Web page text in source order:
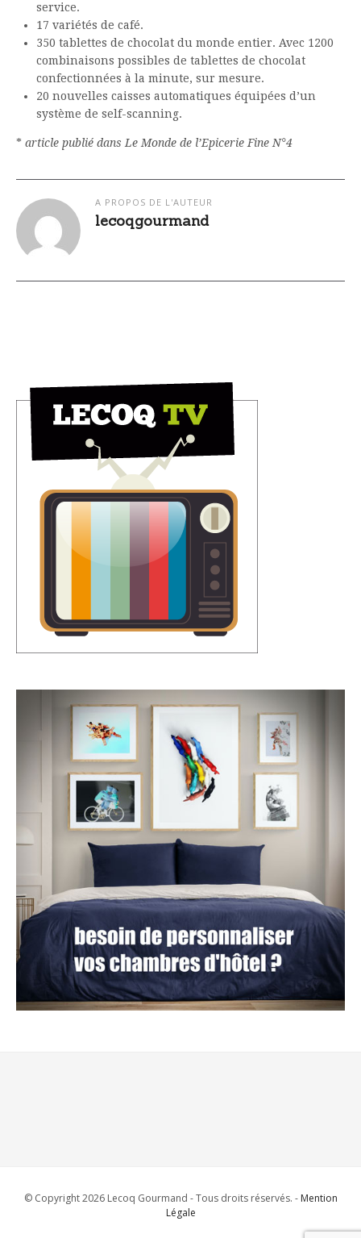
service.
17 variétés de café.
350 tablettes de chocolat du monde entier. Avec 1200
combinaisons possibles de tablettes de chocolat
confectionnées à la minute, sur mesure.
20 nouvelles caisses automatiques équipées d’un
système de self-scanning.
* article publié dans Le Monde de l’Epicerie Fine N°4
A PROPOS DE L'AUTEUR
lecoqgourmand
© Copyright 2026 Lecoq Gourmand - Tous droits réservés. - Mention
Légale